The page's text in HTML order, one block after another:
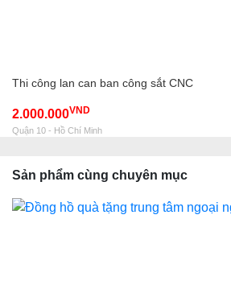
Thi công lan can ban công sắt CNC
2.000.000VND
Quận 10 - Hồ Chí Minh
Sản phẩm cùng chuyên mục